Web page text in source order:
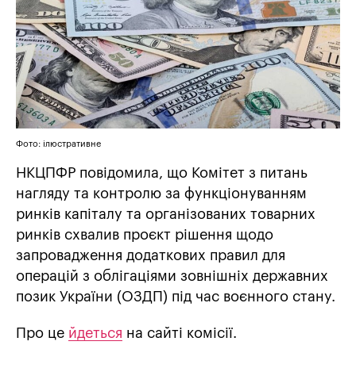
Фото: ілюстративне
НКЦПФР повідомила, що Комітет з питань
нагляду та контролю за функціонуванням
ринків капіталу та організованих товарних
ринків схвалив проєкт рішення щодо
запровадження додаткових правил для
операцій з облігаціями зовнішніх державних
позик України (ОЗДП) під час воєнного стану.
Про це йдеться на сайті комісії.